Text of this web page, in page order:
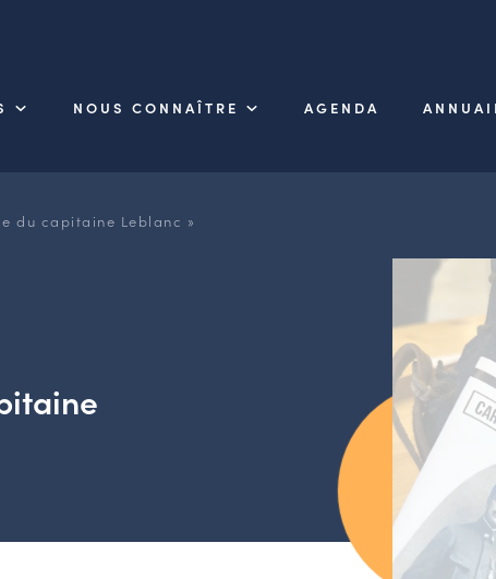
NOUS CONNAÎTRE AGENDA
du capitaine Leblanc »